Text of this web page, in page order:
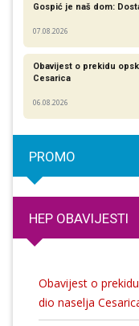
Gospić je naš dom:
07.08.2026
Obavijest o prekidu
Cesarica
06.08.2026
PROMO
HEP OBAVIJESTI
Obavijest o
dio naselja